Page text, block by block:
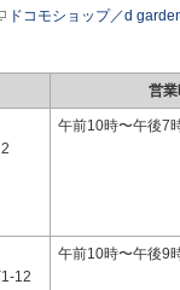
ドコモショップ／d
営業
午前10時〜午後7
12
午前10時〜午後9